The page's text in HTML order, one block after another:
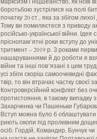
боротьбою зустрілися на полі
початку 20 ст., яка за збігом
Тому ви помиляєтеся з приводу
російсько-української війни.
пріснопам’ятні роки вступу до
тритмент – 2019 р. З роками
нашаруваннями й до роботи я
війни та інші пов’язані з цим
усі збіги скоріш самоочевидні
твір, то він втрачає частку своєї
Контроверсійний конфлікт без
протистояння, в такому випадку
Захарченка чи Пашеньки
Вступ можна було б облаштувати
риють окопи під проливним
осіб: Гордій, Командир, Бунчук чи